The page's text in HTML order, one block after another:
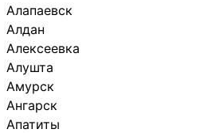
Алапаевск
Алдан
Алексеевка
Алушта
Амурск
Ангарск
Апатиты